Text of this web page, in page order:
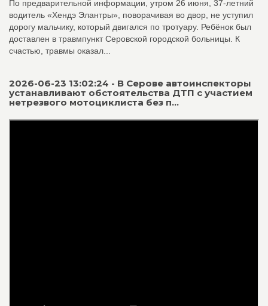
По предварительной информации, утром 26 июня, 37-летний
водитель «Хендэ Элантры», поворачивая во двор, не уступил
дорогу мальчику, который двигался по тротуару. Ребёнок был
доставлен в травмпункт Серовской городской больницы. К
счастью, травмы оказал...
2026-06-23 13:02:24 - В Серове автоинспекторы
устанавливают обстоятельства ДТП с участием
нетрезвого мотоциклиста без п...